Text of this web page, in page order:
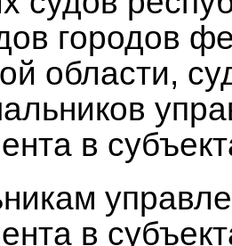
городов
области,
в
в